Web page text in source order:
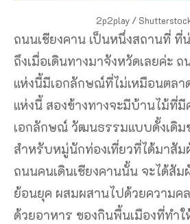
2p2play /
ถนนเชียงคาน เป็นหนึ่งสถานที่ ที่
ถึงเมื่อเดินทางมาจังหวัดเลยค่ะ
แห่งนี้มีเอกลักษณ์ที่ไม่เหมือนตลา
แห่งนี้ สองข้างทางจะมีบ้านไม้ที่มี
เอกลักษณ์ วัฒนธรรมแบบดั้งเดิม
สำหรับหมู่นักท่องเที่ยวที่ได้มาสั
ถนนคนเดินเชียงคานนั้น จะได้สั
ย้อนยุค ผสมผสานไปด้วยความค
ด้วยอาหาร ของกินพื้นเมืองที่ทำ